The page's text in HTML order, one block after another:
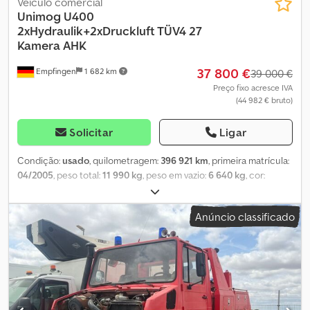
Empfingen 1 682 km
Unimog U400
2xHydraulik+2xDruckluft TÜV4 27
Kamera AHK
37 800 €39 000 €
Preço fixo acresce IVA
(44 982 € bruto)
Solicitar Ligar
Condição:usado, quilometragem: 396 921 km, primeira matrícula:
04/2005, peso total:11 990 kg, peso em vazio:6 640 kg, cor:
4x4, travões:
de engrenagem:mecânico, combustível:diesel, tipo de
combustível:
, classe de emissão: Euro 3, potência:170 kW
(231,14 cv) , peso máximo de carga:5 350 kg, próxima inspeção
(TÜV):04/2027, suspensão:aço, volume do espaço de carga:2 m³
comprimento do espaço de carga: 2 430 mm, largura do espaço
de carga:2 080 mm, altura do espaço de carga: 400 mm,
tamanho do pneu:365/80 R22.5, dimensão do pneu dianteiro:
365/80 R22.5, tamanho do pneu traseiro: 365/80 R22.5, número
Anúncio classificado